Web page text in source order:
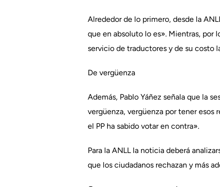
Alrededor de lo primero, desde la
que en absoluto lo es». Mientras, por
servicio de traductores y de su costo
De vergüenza
Además, Pablo Yáñez señala que la
vergüenza, vergüenza por tener
el PP ha sabido votar en contra».
Para la ANLL la noticia deberá
que los ciudadanos rechazan y más